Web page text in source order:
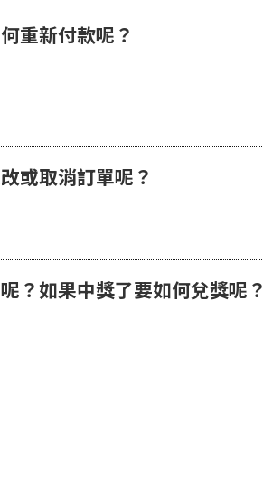
重新付款呢？
或取消訂單呢？
？如果中獎了要如何兌獎呢？